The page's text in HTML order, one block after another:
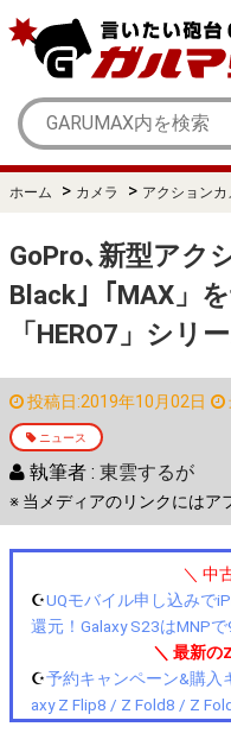
ホーム > カメラ > アクション
GoPro､新型アク
Black｣「MAX」
「HERO7」シリ
投稿日:2019年10月02日
ニュース
執筆者 : 東雲するが
※ 当メディアのリンクにはア
＼ 中
☪️UQモバイル申し込みで
還元！Galaxy S23はMNPで
＼ 最新の
☪️予約キャンペーン&購入
axy Z Flip8 / Z Fold8 / Z